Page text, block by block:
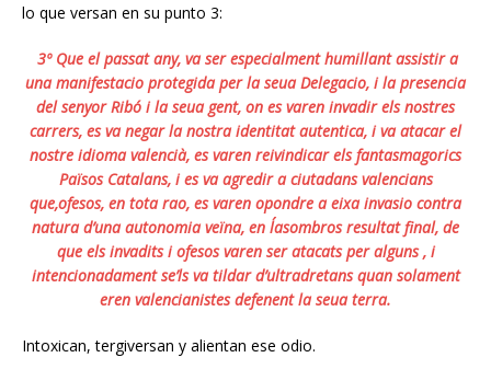
lo que versan en su punto 3:
3º Que el passat any, va ser especialment humillant assistir a
una manifestacio protegida per la seua Delegacio, i la presencia
del senyor Ribó i la seua gent, on es varen invadir els nostres
carrers, es va negar la nostra identitat autentica, i va atacar el
nostre idioma valencià, es varen reivindicar els fantasmagorics
Països Catalans, i es va agredir a ciutadans valencians
que,ofesos, en tota rao, es varen opondre a eixa invasio contra
natura d’una autonomia veïna, en l´asombros resultat final, de
que els invadits i ofesos varen ser atacats per alguns , i
intencionadament se’ls va tildar d’ultradretans quan solament
eren valencianistes defenent la seua terra.
Intoxican, tergiversan y alientan ese odio.